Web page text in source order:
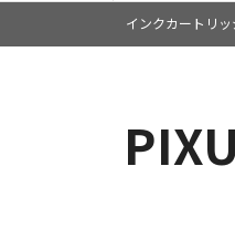
インクカートリ